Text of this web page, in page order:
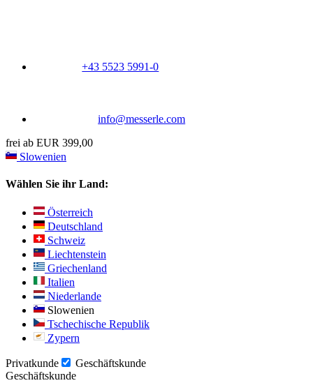
+43 5523 5991-0
info@messerle.com
frei ab EUR 399,00
Slowenien
Wählen Sie ihr Land:
Österreich
Deutschland
Schweiz
Liechtenstein
Griechenland
Italien
Niederlande
Slowenien
Tschechische Republik
Zypern
Privatkunde
Geschäftskunde
Geschäftskunde